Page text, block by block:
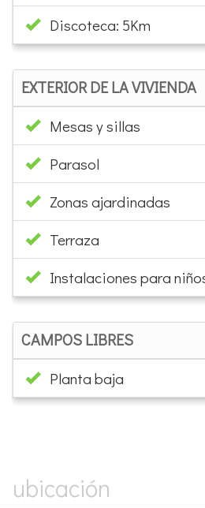
EXTERIOR DE LA VIVIENDA
Parasol
Zonas ajardinadas
Terraza
Instalaciones para niños
CAMPOS LIBRES